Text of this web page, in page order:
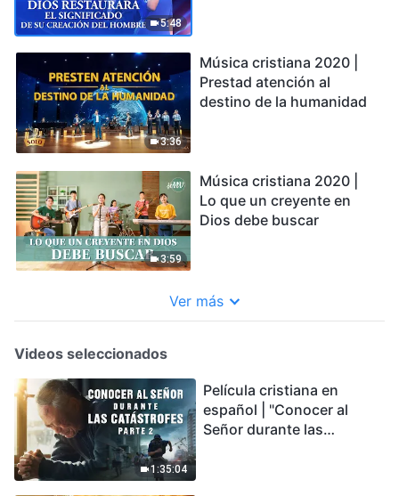
5:48
3:36
Música cristiana 2020 |
Prestad atención al
destino de la humanidad
3:59
Música cristiana 2020 |
Lo que un creyente en
Dios debe buscar
Ver más
Videos seleccionados
1:35:04
Película cristiana en
español | "Conocer al
Señor durante las